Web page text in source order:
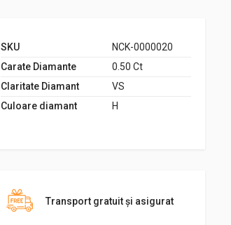
SKU
NCK-0000020
Carate Diamante
0.50 Ct
Claritate Diamant
VS
Culoare diamant
H
Transport gratuit şi asigurat